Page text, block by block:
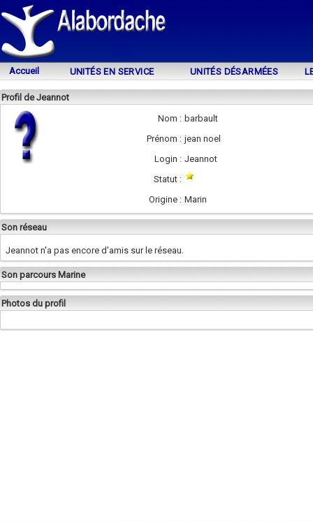
Accueil UNITÉS EN SERVICE UNITÉS DÉSARMÉES
Profil de Jeannot
Nom : barbault
Prénom : jean noel
Login : Jeannot
Statut :
Origine : Marin
Son réseau
Jeannot n'a pas encore d'amis sur le réseau.
Son parcours Marine
Photos du profil